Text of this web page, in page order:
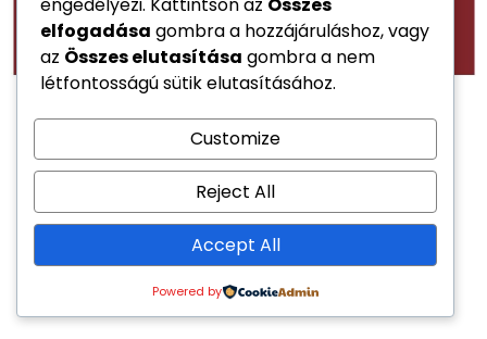
engedélyezi. Kattintson az Összes
elfogadása gombra a hozzájáruláshoz, vagy
az Összes elutasítása gombra a nem
létfontosságú sütik elutasításához.
Customize
Reject All
Accept All
Powered by